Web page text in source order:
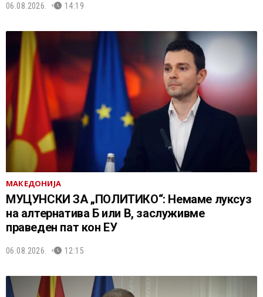
06.08.2026. 14:19
МАКЕДОНИЈА
МУЦУНСКИ ЗА „ПОЛИТИКО“: Немаме луксуз
на алтернатива Б или В, заслуживме
праведен пат кон ЕУ
06.08.2026. 12:15